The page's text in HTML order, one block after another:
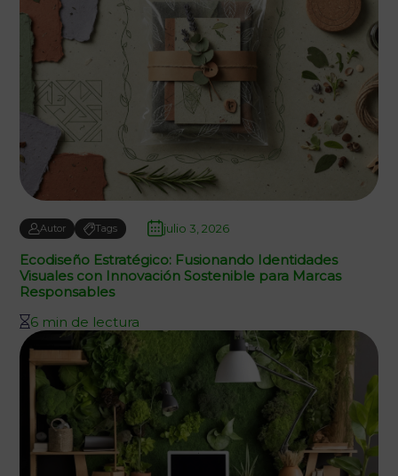
Autor Tags julio 3, 2026
Ecodiseño Estratégico: Fusionando Identidades
Visuales con Innovación Sostenible para Marcas
Responsables
6 min de lectura